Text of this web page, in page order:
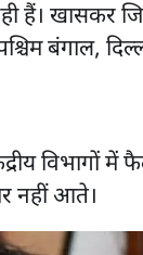
हैं। खासकर
बंगाल,
विभागों में
नहीं आते।